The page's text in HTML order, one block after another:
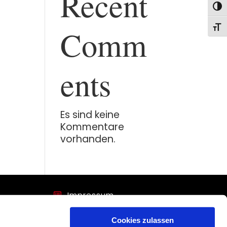
Cookies zulassen
Comm
ents
Es sind keine
Kommentare
vorhanden.
 Impressum
Datenschutz